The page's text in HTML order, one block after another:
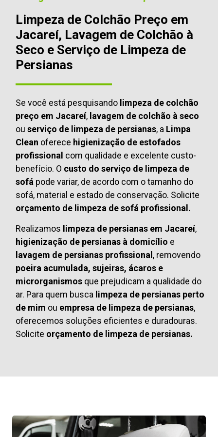
Limpeza de Colchão Preço em
Jacareí, Lavagem de Colchão à
Seco e Serviço de Limpeza de
Persianas
Se você está pesquisando limpeza de colchão
preço em Jacareí, lavagem de colchão à seco
ou serviço de limpeza de persianas, a Limpa
Clean oferece higienização de estofados
profissional com qualidade e excelente custo-
benefício. O custo do serviço de limpeza de
sofá pode variar, de acordo com o tamanho do
sofá, material e estado de conservação. Solicite
orçamento de limpeza de sofá profissional.
Realizamos limpeza de persianas em Jacareí,
higienização de persianas à domicílio e
lavagem de persianas profissional, removendo
poeira acumulada, sujeiras, ácaros e
microrganismos que prejudicam a qualidade do
ar. Para quem busca limpeza de persianas perto
de mim ou empresa de limpeza de persianas,
oferecemos soluções eficientes e duradouras.
Solicite orçamento de limpeza de persianas.